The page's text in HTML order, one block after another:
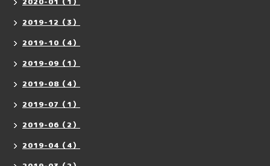
2019-12（3）
2019-10（4）
2019-09（1）
2019-08（4）
2019-07（1）
2019-06（2）
2019-04（4）